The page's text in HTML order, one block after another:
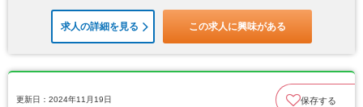
求人の詳細を見る この求人に興味がある
更新日：2024年11月19日 保存する